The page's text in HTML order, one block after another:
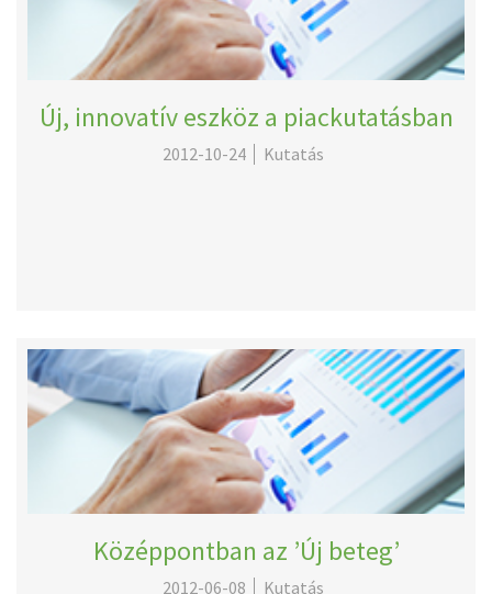
Új, innovatív eszköz a piackutatásban
2012-10-24 Kutatás
Középpontban az ’Új beteg’
2012-06-08 Kutatás